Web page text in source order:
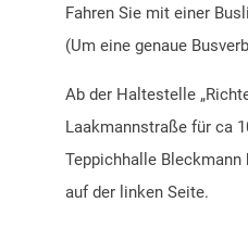
Fahren Sie mit einer
(Um eine genaue
Ab der Haltestelle
Laakmannstraße für ca
Teppichhalle
auf der linken Seite.